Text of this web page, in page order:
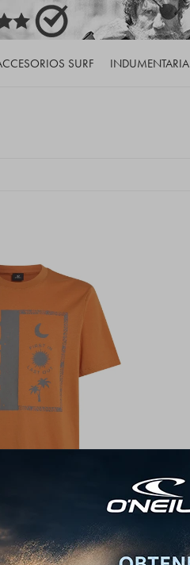
SURF INDUMENTARIA